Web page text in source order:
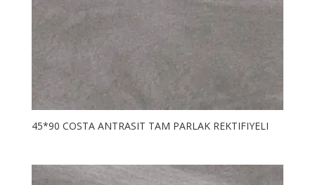
45*90 COSTA ANTRASIT TAM PARLAK REKTIFIYELI